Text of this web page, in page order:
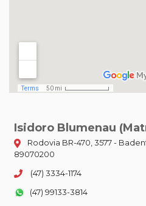
Isidoro Blumenau
Rodovia BR-470, 3577 -
89070200
(47) 3334-1174
(47) 99133-3814